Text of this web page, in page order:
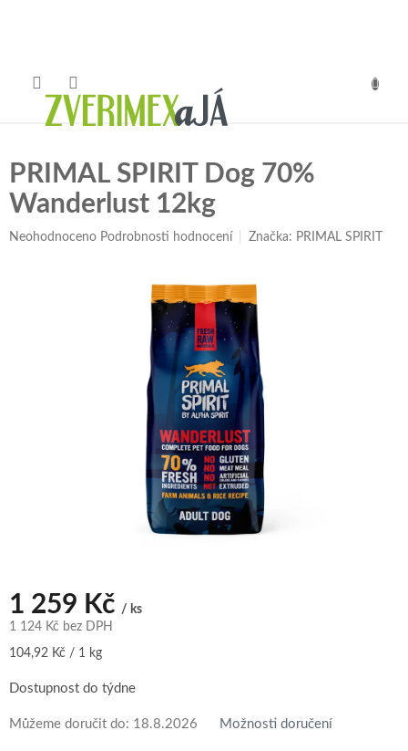
PRIMAL SPIRIT Dog 70%
Wanderlust 12kg
Průměrné
Neohodnoceno Podrobnosti hodnocení Značka: PRIMAL SPIRIT
1 259 Kč / ks
1 124 Kč bez DPH
Měrná
104,92 Kč / 1 kg
Dostupnost do týdne
Můžeme doručit do: 18.8.2026 Možnosti doručení